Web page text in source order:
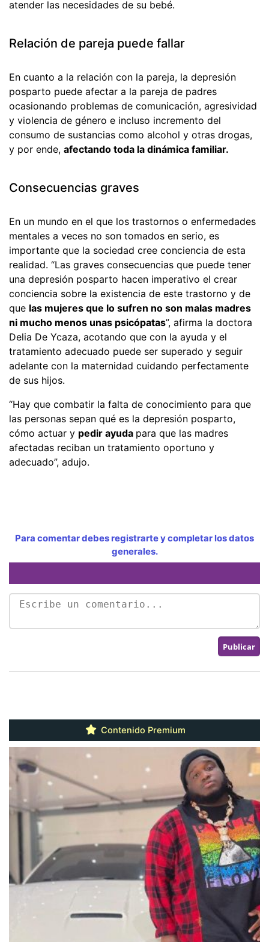
atender las necesidades de su bebé.
Relación de pareja puede fallar
En cuanto a la relación con la pareja, la depresión
posparto puede afectar a la pareja de padres
ocasionando problemas de comunicación, agresividad
y violencia de género e incluso incremento del
consumo de sustancias como alcohol y otras drogas,
y por ende, afectando toda la dinámica familiar.
Consecuencias graves
En un mundo en el que los trastornos o enfermedades
mentales a veces no son tomados en serio, es
importante que la sociedad cree conciencia de esta
realidad. “Las graves consecuencias que puede tener
una depresión posparto hacen imperativo el crear
conciencia sobre la existencia de este trastorno y de
que las mujeres que lo sufren no son malas madres
ni mucho menos unas psicópatas”, afirma la doctora
Delia De Ycaza, acotando que con la ayuda y el
tratamiento adecuado puede ser superado y seguir
adelante con la maternidad cuidando perfectamente
de sus hijos.
“Hay que combatir la falta de conocimiento para que
las personas sepan qué es la depresión posparto,
cómo actuar y pedir ayuda para que las madres
afectadas reciban un tratamiento oportuno y
adecuado”, adujo.
Para comentar debes registrarte y completar los datos
generales.
Contenido Premium